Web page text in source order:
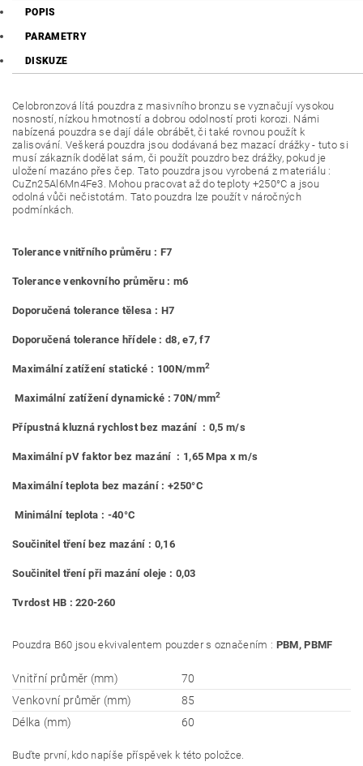
POPIS
PARAMETRY
DISKUZE
Celobronzová lítá pouzdra z masivního bronzu se vyznačují vysokou
nosností, nízkou hmotností a dobrou odolností proti korozi. Námi
nabízená pouzdra se dají dále obrábět, či také rovnou použít k
zalisování. Veškerá pouzdra jsou dodávaná bez mazací drážky - tuto si
musí zákazník dodělat sám, či použít pouzdro bez drážky, pokud je
uložení mazáno přes čep. Tato pouzdra jsou vyrobená z materiálu :
CuZn25Al6Mn4Fe3. Mohou pracovat až do teploty +250°C a jsou
odolná vůči nečistotám. Tato pouzdra lze použít v náročných
podmínkách.
Tolerance vnitřního průměru : F7
Tolerance venkovního průměru : m6
Doporučená tolerance tělesa : H7
Doporučená tolerance hřídele : d8, e7, f7
Maximální zatížení statické : 100N/mm2
Maximální zatížení dynamické : 70N/mm2
Přípustná kluzná rychlost bez mazání : 0,5 m/s
Maximální pV faktor bez mazání : 1,65 Mpa x m/s
Maximální teplota bez mazání : +250°C
Minimální teplota : -40°C
Součinitel tření bez mazání : 0,16
Součinitel tření při mazání oleje : 0,03
Tvrdost HB : 220-260
Pouzdra B60 jsou ekvivalentem pouzder s označením : PBM, PBMF
Vnitřní průměr (mm)
70
Venkovní průměr (mm)
85
Délka (mm)
60
Buďte první, kdo napíše příspěvek k této položce.